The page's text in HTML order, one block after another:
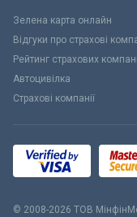
Зелена карта онлайн
Відгуки про страхові
Рейтинг страхових
Автоцивілка
Страхові компанії
© 2008-2026 ТОВ